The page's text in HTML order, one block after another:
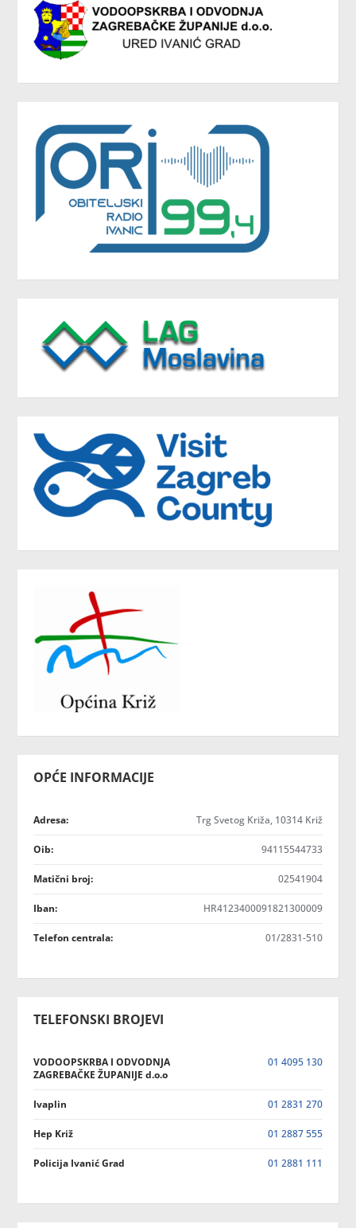
OPĆE INFORMACIJE
Adresa: Trg Svetog Križa, 10314 Križ
Oib: 94115544733
Matični broj: 02541904
Iban: HR4123400091821300009
Telefon centrala: 01/2831-510
TELEFONSKI BROJEVI
VODOOPSKRBA I ODVODNJA
ZAGREBAČKE ŽUPANIJE d.o.o
01 4095 130
Ivaplin 01 2831 270
Hep Križ 01 2887 555
Policija Ivanić Grad 01 2881 111